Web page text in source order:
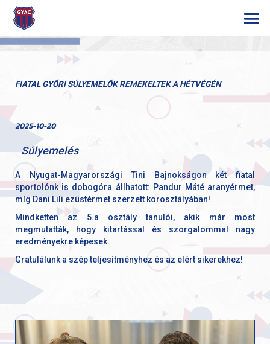
FIATAL GYŐRI SÚLYEMELŐK REMEKELTEK A HÉTVÉGÉN
2025-10-20
Súlyemelés
A Nyugat-Magyarországi Tini Bajnokságon két fiatal
sportolónk is dobogóra állhatott: Pandur Máté aranyérmet,
míg Dani Lili ezüstérmet szerzett korosztályában!
Mindketten az 5.a osztály tanulói, akik már most
megmutatták, hogy kitartással és szorgalommal nagy
eredményekre képesek.
Gratulálunk a szép teljesítményhez és az elért sikerekhez!